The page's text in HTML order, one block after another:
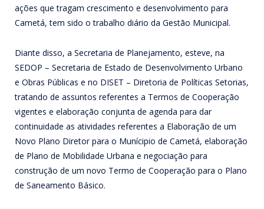
ações que tragam crescimento e desenvolvimento para
Cametá, tem sido o trabalho diário da Gestão Municipal.
Diante disso, a Secretaria de Planejamento, esteve, na
SEDOP – Secretaria de Estado de Desenvolvimento Urbano
e Obras Públicas e no DISET – Diretoria de Políticas Setorias,
tratando de assuntos referentes a Termos de Cooperação
vigentes e elaboração conjunta de agenda para dar
continuidade as atividades referentes a Elaboração de um
Novo Plano Diretor para o Munícipio de Cametá, elaboração
de Plano de Mobilidade Urbana e negociação para
construção de um novo Termo de Cooperação para o Plano
de Saneamento Básico.